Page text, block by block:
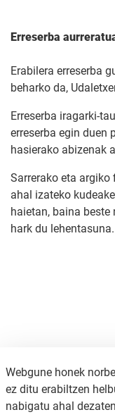
Erreserba
Erabilera erreserba
beharko da,
Erreserba iragarki-
erreserba egin duen
hasierako abizenak
Sarrerako eta
ahal izateko
haietan, baina
hark du lehentasuna.
Webgune honek
ez ditu erabiltzen
nabigatu ahal